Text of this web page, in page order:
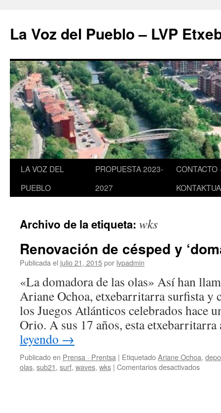
contenido
La Voz del Pueblo – LVP
LA VOZ DEL
PUEBLO
PROPUESTA 2023-
2027
CONTACTO ·
KONTAKTUA
Archivo de la etiqueta: wks
Renovación de césped y
Publicada el julio 21, 2015por lvpadmin
«La domadora de las olas» Así han
Ariane Ochoa, etxebarritarra surfista y
los Juegos Atlánticos celebrados hace
Orio. A sus 17 años, esta
leyendo →
Publicado en Prensa · Prentsa | EtiquetadoAriane Ochoa,
olas, sub21, surf, waves, wks | Comentarios desactivadosen